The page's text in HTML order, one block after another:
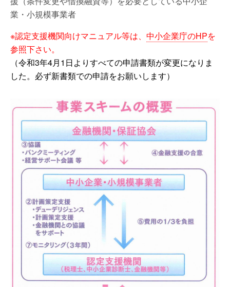
業・小規模事業者
※認定支援機関向けマニュアル等は、 中小企業庁のHPを
参照下さい。
（令和3年4月1日よりすべての申請書類が変更になりま
した。必ず新書類での申請をお願いします）